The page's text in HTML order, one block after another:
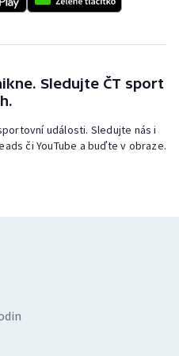
Sledujte ČT sport
události. Sledujte nás i
či YouTube a buďte v obraze.